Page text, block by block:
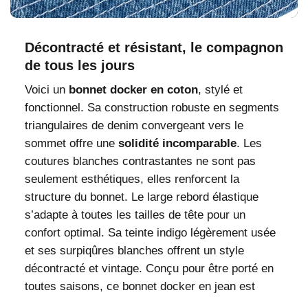
Décontracté et résistant, le compagnon
de tous les jours
Voici un bonnet docker en coton, stylé et
fonctionnel. Sa construction robuste en segments
triangulaires de denim convergeant vers le
sommet offre une solidité incomparable. Les
coutures blanches contrastantes ne sont pas
seulement esthétiques, elles renforcent la
structure du bonnet. Le large rebord élastique
s’adapte à toutes les tailles de tête pour un
confort optimal. Sa teinte indigo légèrement usée
et ses surpiqûres blanches offrent un style
décontracté et vintage. Conçu pour être porté en
toutes saisons, ce bonnet docker en jean est